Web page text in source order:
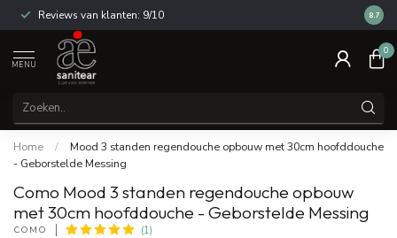
Reviews van klanten: 9/10 14
8.7
MENU
0
Home /
Mood 3 standen regendouche opbouw met 30cm hoofddouche
- Geborstelde Messing
Como Mood 3 standen regendouche opbouw
met 30cm hoofddouche - Geborstelde Messing
COMO (1)